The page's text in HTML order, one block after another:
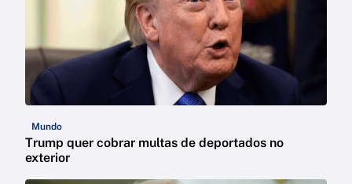
Mundo
Trump quer cobrar multas de deportados no
exterior